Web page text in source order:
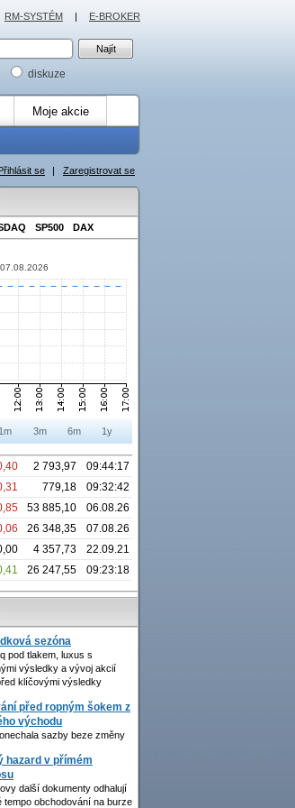
diskuze
Moje akcie
se | Zaregistrovat se
SP500 DAX
07.08.2026
3m 6m 1y
2 793,97
09:44:17
779,18
09:32:42
53 885,10
06.08.26
26 348,35
07.08.26
4 357,73
22.09.21
26 247,55 09:23:18
sezóna
pod tlakem, luxus s
výsledky a vývoj akcií
klíčovými výsledky
před ropným šokem z
východu
sazby beze změny
hazard v přímém
další dokumenty odhalují
tempo obchodování na burze
RM-SYSTÉM | E-BROKER